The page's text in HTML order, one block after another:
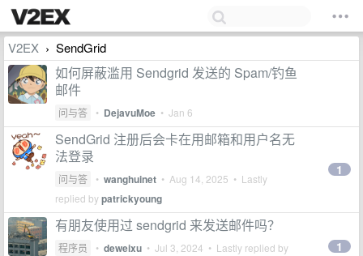
V2EX › SendGrid
如何屏蔽滥用 Sendgrid 发送的 Spam/钓鱼
邮件
问与答 • DejavuMoe • Jan 6
SendGrid 注册后会卡在用邮箱和用户名无
法登录
问与答 • wanghuinet • Aug 14, 2025 • Lastly
replied bypatrickyoung
1
有朋友使用过 sendgrid 来发送邮件吗？
程序员 • deweixu • Jul 3, 2024 • Lastly replied by 1